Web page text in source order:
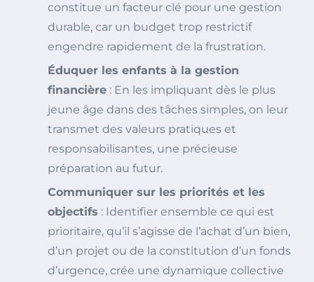
constitue un facteur clé pour une gestion
durable, car un budget trop restrictif
engendre rapidement de la frustration.
Éduquer les enfants à la gestion
financière : En les impliquant dès le plus
jeune âge dans des tâches simples, on leur
transmet des valeurs pratiques et
responsabilisantes, une précieuse
préparation au futur.
Communiquer sur les priorités et les
objectifs : Identifier ensemble ce qui est
prioritaire, qu’il s’agisse de l’achat d’un bien,
d’un projet ou de la constitution d’un fonds
d’urgence, crée une dynamique collective